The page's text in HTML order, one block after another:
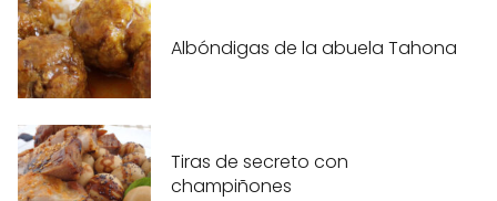
Albóndigas de la abuela Tahona
Tiras de secreto con
champiñones